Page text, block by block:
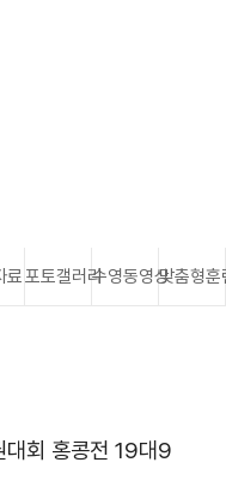
료포토갤러리수영동영상맞춤형훈
대회 홍콩전 19대9